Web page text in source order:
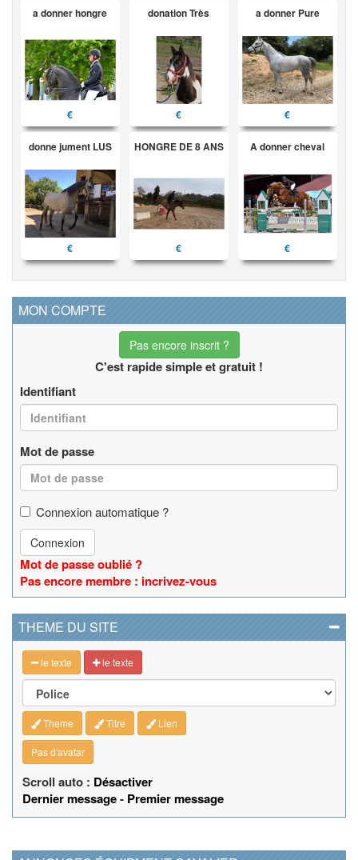
a donner hongre
€
donation Très
€
a donner Pure
€
donne jument LUS
€
HONGRE DE 8 ANS
€
A donner cheval
€
MON COMPTE
Pas encore inscrit ?
C'est rapide simple et gratuit !
Identifiant
Mot de passe
Connexion automatique ?
Connexion
Mot de passe oublié ?
Pas encore membre : incrivez-vous
THEME DU SITE
le texte le texte
Theme Titre Lien
Pas d'avatar
Scroll auto : Désactiver
Dernier message- Premier message